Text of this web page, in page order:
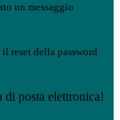
un messaggio
reset della password
di posta elettronica!